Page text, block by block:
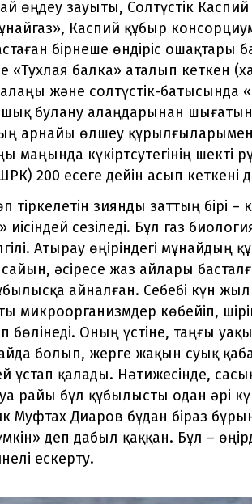
өңдеу зауыты, Солтүстік
Каспий құбыр
бірнеше өндіріс ошақтары
«Тухлая балка» аталып кеткен
және солтүстік-батысында
булану алаңдарынан шығатын
арнайы өлшеу құрылғыларымен
маңында күкіртсутегінің шекті
200 есеге дейін асып кеткені
зиянды заттың бірі –
иісіндей сезіледі. Бұл газ
Атырау өңіріндегі мұнайдың
әсіресе жаз айлары
айналған. Себебі күн
микроорганизмдер көбейіп,
бөлінеді. Оның үстіне, таңғы
болып, жерге жақын суық
ұстап қалады. Нәтижесінде,
райы бұл құбылысты одан әрі
Муфтах Диаров бұдан біраз
деп дабыл қаққан. Бұл –
ескерту.